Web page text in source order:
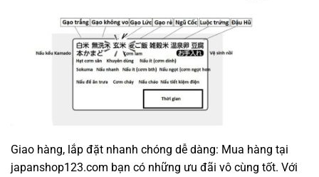
Giao hàng, lắp đặt nhanh chóng dễ dàng: Mua hàng tại
japanshop123.com bạn có những ưu đãi vô cùng tốt. Với